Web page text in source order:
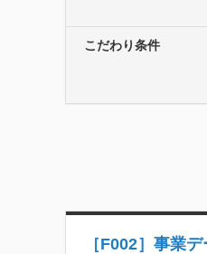
こだわり条件
［F002］事業